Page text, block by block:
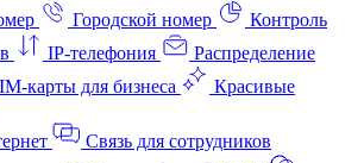
Городской номер
Контроль
IP-телефония
Распределение
карты для бизнеса
Красивые
Связь для сотрудников